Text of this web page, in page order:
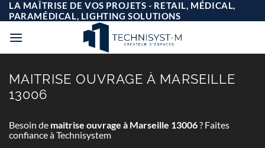
Passer
au
contenu
LA MAÎTRISE DE VOS PROJETS - RETAIL, MÉDICAL,
PARAMÉDICAL, LIGHTING SOLUTIONS
MAITRISE OUVRAGE À MARSEILLE
13006
Besoin de maitrise ouvrage à Marseille 13006? Faites
confiance à Technisystem